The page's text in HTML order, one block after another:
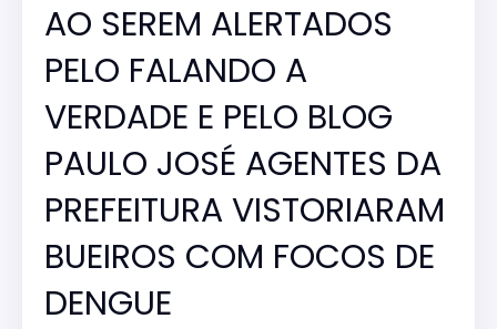
AO SEREM ALERTADOS
PELO FALANDO A
VERDADE E PELO BLOG
PAULO JOSÉ AGENTES DA
PREFEITURA VISTORIARAM
BUEIROS COM FOCOS DE
DENGUE